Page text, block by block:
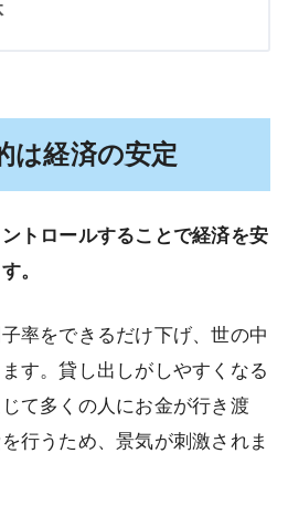
は経済の安定
トロールすることで経済を安
。
率をできるだけ下げ、世の中
す。貸し出しがしやすくなる
て多くの人にお金が行き渡
行うため、景気が刺激されま